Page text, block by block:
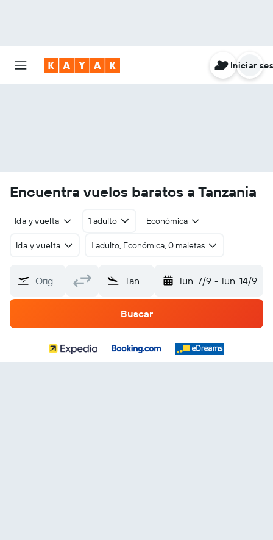
Iniciar
Encuentra vuelos baratos a Tanzania
Ida y vuelta 1 adulto Económica
Ida y vuelta 1 adulto, Económica, 0 maletas
Origen Tanzania lun. 7/9 - lun. 14/9
Buscar